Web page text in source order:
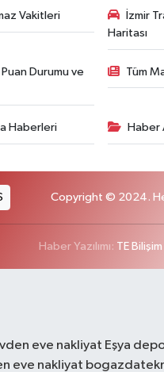
Vakitleri
İzmir
Haritası
Durumu ve
Tüm
Haberleri Haber
Copyright © 2024. Her
Haber Yazılımı: TE Bilişim
eve nakliyat Eşya
eve nakliyat